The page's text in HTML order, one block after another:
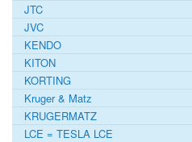
JTC
JVC
KENDO
KITON
KORTING
Kruger & Matz
KRUGERMATZ
LCE = TESLA LCE